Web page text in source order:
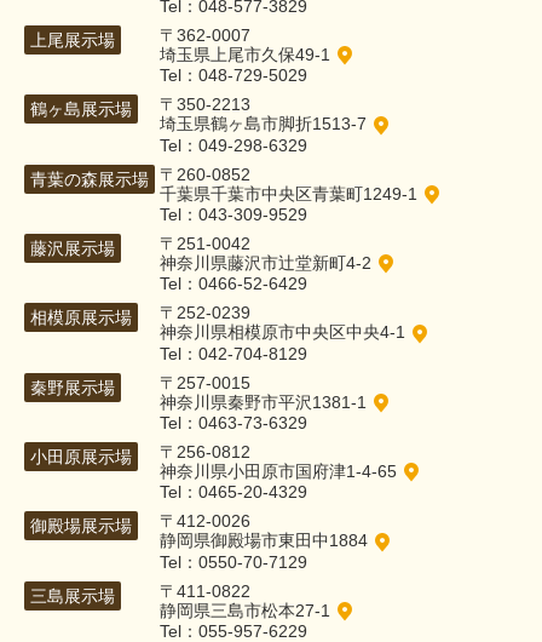
Tel：048-577-3829
上尾展示場
〒362-0007
埼玉県上尾市久保49-1
Tel：048-729-5029
鶴ヶ島展示場
〒350-2213
埼玉県鶴ヶ島市脚折1513-7
Tel：049-298-6329
青葉の森展示場
〒260-0852
千葉県千葉市中央区青葉町1249-1
Tel：043-309-9529
藤沢展示場
〒251-0042
神奈川県藤沢市辻堂新町4-2
Tel：0466-52-6429
相模原展示場
〒252-0239
神奈川県相模原市中央区中央4-1
Tel：042-704-8129
秦野展示場
〒257-0015
神奈川県秦野市平沢1381-1
Tel：0463-73-6329
小田原展示場
〒256-0812
神奈川県小田原市国府津1-4-65
Tel：0465-20-4329
御殿場展示場
〒412-0026
静岡県御殿場市東田中1884
Tel：0550-70-7129
三島展示場
〒411-0822
静岡県三島市松本27-1
Tel：055-957-6229